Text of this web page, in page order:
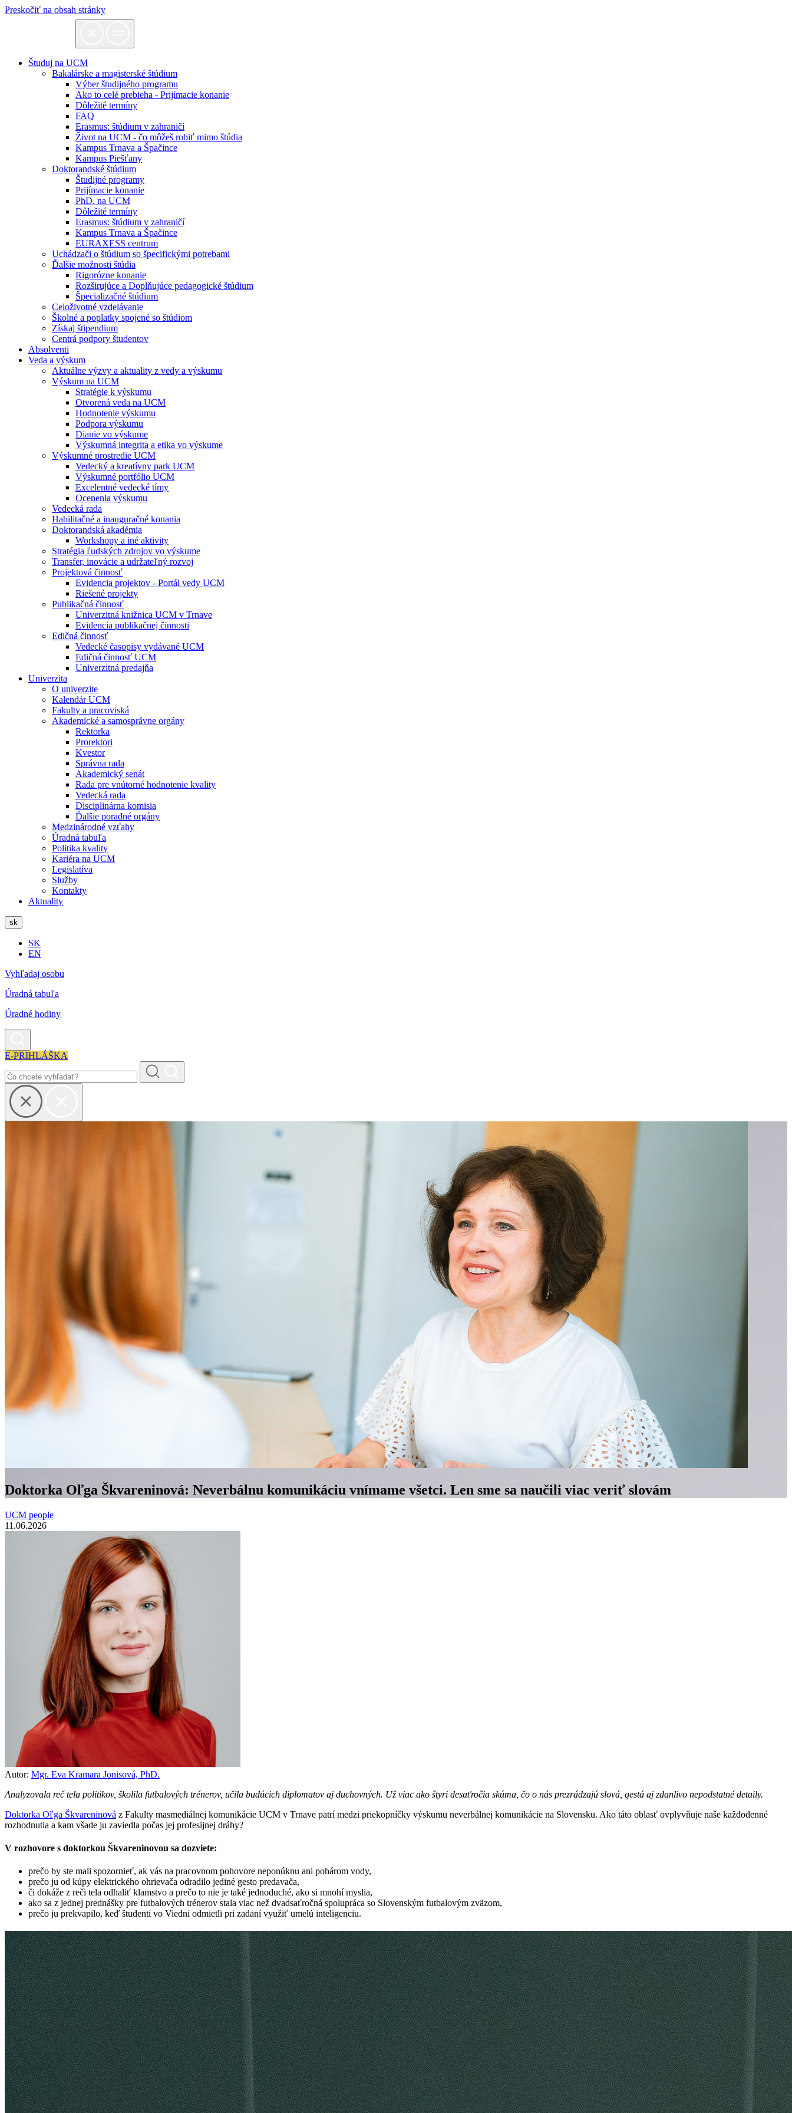
Preskočiť na obsah stránky
Študuj na UCM
Bakalárske a magisterské štúdium
Výber študijného programu
Ako to celé prebieha - Prijímacie konanie
Dôležité termíny
FAQ
Erasmus: štúdium v zahraničí
Život na UCM - čo môžeš robiť mimo štúdia
Kampus Trnava a Špačince
Kampus Piešťany
Doktorandské štúdium
Študijné programy
Prijímacie konanie
PhD. na UCM
Dôležité termíny
Erasmus: štúdium v zahraničí
Kampus Trnava a Špačince
EURAXESS centrum
Uchádzači o štúdium so špecifickými potrebami
Ďalšie možnosti štúdia
Rigorózne konanie
Rozširujúce a Doplňujúce pedagogické štúdium
Špecializačné štúdium
Celoživotné vzdelávanie
Školné a poplatky spojené so štúdiom
Získaj štipendium
Centrá podpory študentov
Absolventi
Veda a výskum
Aktuálne výzvy a aktuality z vedy a výskumu
Výskum na UCM
Stratégie k výskumu
Otvorená veda na UCM
Hodnotenie výskumu
Podpora výskumu
Dianie vo výskume
Výskumná integrita a etika vo výskume
Výskumné prostredie UCM
Vedecký a kreatívny park UCM
Výskumné portfólio UCM
Excelentné vedecké tímy
Ocenenia výskumu
Vedecká rada
Habilitačné a inauguračné konania
Doktorandská akadémia
Workshopy a iné aktivity
Stratégia ľudských zdrojov vo výskume
Transfer, inovácie a udržateľný rozvoj
Projektová činnosť
Evidencia projektov - Portál vedy UCM
Riešené projekty
Publikačná činnosť
Univerzitná knižnica UCM v Trnave
Evidencia publikačnej činnosti
Edičná činnosť
Vedecké časopisy vydávané UCM
Edičná činnosť UCM
Univerzitná predajňa
Univerzita
O univerzite
Kalendár UCM
Fakulty a pracoviská
Akademické a samosprávne orgány
Rektorka
Prorektori
Kvestor
Správna rada
Akademický senát
Rada pre vnútorné hodnotenie kvality
Vedecká rada
Disciplinárna komisia
Ďalšie poradné orgány
Medzinárodné vzťahy
Úradná tabuľa
Politika kvality
Kariéra na UCM
Legislatíva
Služby
Kontakty
Aktuality
sk
SK
EN
Vyhľadaj osobu
Úradná tabuľa
Úradné hodiny
E-PRIHLÁŠKA
Doktorka Oľga Škvareninová: Neverbálnu komunikáciu vnímame všetci. Len sme sa naučili viac veriť slovám
UCM people
11.06.2026
Autor: Mgr. Eva Kramara Jonisová, PhD.
Analyzovala reč tela politikov, školila futbalových trénerov, učila budúcich diplomatov aj duchovných. Už viac ako štyri desaťročia skúma, čo o nás prezrádzajú slová, gestá aj zdanlivo nepodstatné detaily.
Doktorka Oľga Škvareninová z Fakulty masmediálnej komunikácie UCM v Trnave patrí medzi priekopníčky výskumu neverbálnej komunikácie na Slovensku. Ako táto oblasť ovplyvňuje naše každodenné
rozhodnutia a kam všade ju zaviedla počas jej profesijnej dráhy?
V rozhovore s doktorkou Škvareninovou sa dozviete:
prečo by ste mali spozornieť, ak vás na pracovnom pohovore neponúknu ani pohárom vody,
prečo ju od kúpy elektrického ohrievača odradilo jediné gesto predavača,
či dokáže z reči tela odhaliť klamstvo a prečo to nie je také jednoduché, ako si mnohí myslia,
ako sa z jednej prednášky pre futbalových trénerov stala viac než dvadsaťročná spolupráca so Slovenským futbalovým zväzom,
prečo ju prekvapilo, keď študenti vo Viedni odmietli pri zadaní využiť umelú inteligenciu.